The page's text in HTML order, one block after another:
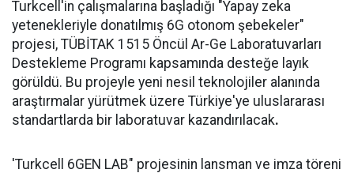
Turkcell'in çalışmalarına başladığı "Yapay zeka
yetenekleriyle donatılmış 6G otonom şebekeler"
projesi, TÜBİTAK 1515 Öncül Ar-Ge Laboratuvarları
Destekleme Programı kapsamında desteğe layık
görüldü. Bu projeyle yeni nesil teknolojiler alanında
araştırmalar yürütmek üzere Türkiye'ye uluslararası
standartlarda bir laboratuvar kazandırılacak.
'Turkcell 6GEN LAB" projesinin lansman ve imza töreni